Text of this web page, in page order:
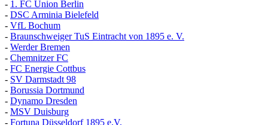
- 1. FC Union Berlin
- DSC Arminia Bielefeld
- VfL Bochum
- Braunschweiger TuS Eintracht von 1895 e. V.
- Werder Bremen
- Chemnitzer FC
- FC Energie Cottbus
- SV Darmstadt 98
- Borussia Dortmund
- Dynamo Dresden
- MSV Duisburg
- Fortuna Düsseldorf 1895 e.V.